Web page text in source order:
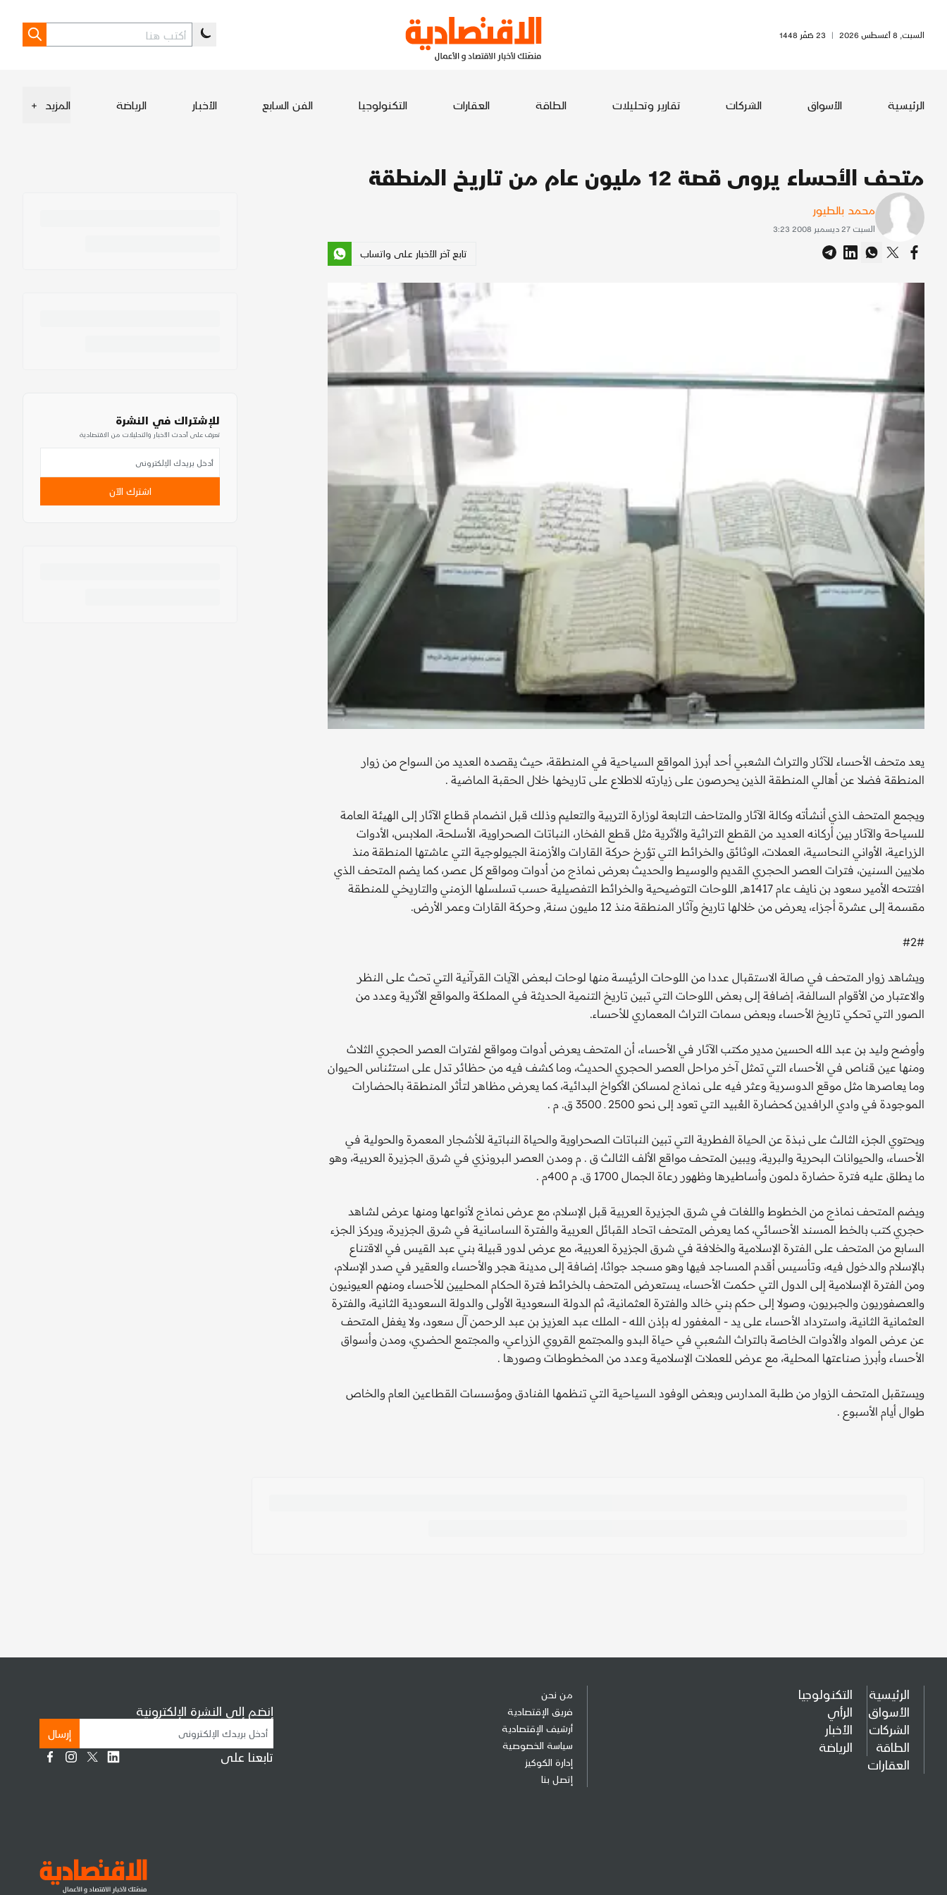
السبت, 8 أغسطس 2026 | 23 صَفَر 1448
الرئيسية الأسواق الشركات تقارير وتحليلات الطاقة العقارات التكنولوجيا الفن السابع الأخبار الرياضة المزيد +
متحف الأحساء يروى قصة 12 مليون عام من تاريخ المنطقة
محمد بالطيور
السبت 27 ديسمبر 2008 3:23
تابع آخر الأخبار على واتساب
يعد متحف الأحساء للآثار والتراث الشعبي أحد أبرز المواقع السياحية في المنطقة، حيث يقصده العديد من السواح من زوار
المنطقة فضلا عن أهالي المنطقة الذين يحرصون على زيارته للاطلاع على تاريخها خلال الحقبة الماضية .
ويجمع المتحف الذي أنشأته وكالة الآثار والمتاحف التابعة لوزارة التربية والتعليم وذلك قبل انضمام قطاع الآثار إلى الهيئة العامة
للسياحة والآثار بين أركانه العديد من القطع التراثية والأثرية مثل قطع الفخار، النباتات الصحراوية، الأسلحة، الملابس، الأدوات
الزراعية، الأواني النحاسية، العملات، الوثائق والخرائط التي تؤرخ حركة القارات والأزمنة الجيولوجية التي عاشتها المنطقة منذ
ملايين السنين، فترات العصر الحجري القديم والوسيط والحديث بعرض نماذج من أدوات ومواقع كل عصر، كما يضم المتحف الذي
افتتحه الأمير سعود بن نايف عام 1417هـ, اللوحات التوضيحية والخرائط التفصيلية حسب تسلسلها الزمني والتاريخي للمنطقة
مقسمة إلى عشرة أجزاء، يعرض من خلالها تاريخ وآثار المنطقة منذ 12 مليون سنة, وحركة القارات وعمر الأرض.
#2#
ويشاهد زوار المتحف في صالة الاستقبال عددا من اللوحات الرئيسة منها لوحات لبعض الآيات القرآنية التي تحث على النظر
والاعتبار من الأقوام السالفة، إضافة إلى بعض اللوحات التي تبين تاريخ التنمية الحديثة في المملكة والمواقع الأثرية وعدد من
الصور التي تحكي تاريخ الأحساء وبعض سمات التراث المعماري للأحساء.
وأوضح وليد بن عبد الله الحسين مدير مكتب الآثار في الأحساء، أن المتحف يعرض أدوات ومواقع لفترات العصر الحجري الثلاث
ومنها عين قناص في الأحساء التي تمثل آخر مراحل العصر الحجري الحديث، وما كشف فيه من حظائر تدل على استئناس الحيوان
وما يعاصرها مثل موقع الدوسرية وعثر فيه على نماذج لمساكن الأكواخ البدائية، كما يعرض مظاهر لتأثر المنطقة بالحضارات
الموجودة في وادي الرافدين كحضارة العُبيد التي تعود إلى نحو 2500 ـ 3500 ق. م .
ويحتوي الجزء الثالث على نبذة عن الحياة الفطرية التي تبين النباتات الصحراوية والحياة النباتية للأشجار المعمرة والحولية في
الأحساء، والحيوانات البحرية والبرية، ويبين المتحف مواقع الألف الثالث ق . م ومدن العصر البرونزي في شرق الجزيرة العربية، وهو
ما يطلق عليه فترة حضارة دلمون وأساطيرها وظهور رعاة الجمال 1700 ق. م 400م .
ويضم المتحف نماذج من الخطوط واللغات في شرق الجزيرة العربية قبل الإسلام، مع عرض نماذج لأنواعها ومنها عرض لشاهد
حجري كتب بالخط المسند الأحسائي، كما يعرض المتحف اتحاد القبائل العربية والفترة الساسانية في شرق الجزيرة، ويركز الجزء
السابع من المتحف على الفترة الإسلامية والخلافة في شرق الجزيرة العربية، مع عرض لدور قبيلة بني عبد القيس في الاقتناع
بالإسلام والدخول فيه، وتأسيس أقدم المساجد فيها وهو مسجد جواثا، إضافة إلى مدينة هجر والأحساء والعقير في صدر الإسلام،
ومن الفترة الإسلامية إلى الدول التي حكمت الأحساء، يستعرض المتحف بالخرائط فترة الحكام المحليين للأحساء ومنهم العيونيون
والعصفوريون والجبريون، وصولا إلى حكم بني خالد والفترة العثمانية، ثم الدولة السعودية الأولى والدولة السعودية الثانية، والفترة
العثمانية الثانية، واسترداد الأحساء على يد - المغفور له بإذن الله - الملك عبد العزيز بن عبد الرحمن آل سعود، ولا يغفل المتحف
عن عرض المواد والأدوات الخاصة بالتراث الشعبي في حياة البدو والمجتمع القروي الزراعي، والمجتمع الحضري، ومدن وأسواق
الأحساء وأبرز صناعتها المحلية، مع عرض للعملات الإسلامية وعدد من المخطوطات وصورها .
ويستقبل المتحف الزوار من طلبة المدارس وبعض الوفود السياحية التي تنظمها الفنادق ومؤسسات القطاعين العام والخاص
طوال أيام الأسبوع .
للإشتراك في النشرة
تعرف على أحدث الأخبار والتحليلات من الاقتصادية
اشترك الآن
الرئيسية
الأسواق
الشركات
الطاقة
العقارات
التكنولوجيا
الرأي
الأخبار
الرياضة
من نحن
فريق الإقتصادية
أرشيف الإقتصادية
سياسة الخصوصية
إدارة الكوكيز
إتصل بنا
إنضم إلى النشرة الإلكترونية
إرسال
تابعنا على